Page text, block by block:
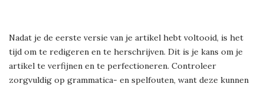
Nadat je de eerste versie van je artikel hebt voltooid, is het
tijd om te redigeren en te herschrijven. Dit is je kans om je
artikel te verfijnen en te perfectioneren. Controleer
zorgvuldig op grammatica- en spelfouten, want deze kunnen